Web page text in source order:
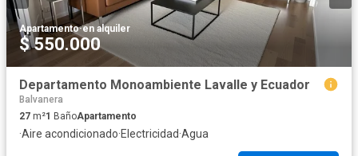
Apartamento·en alquiler
$ 550.000
Departamento Monoambiente Lavalle y Ecuador
Balvanera
27 m²1 BañoApartamento
·Aire acondicionado·Electricidad·Agua